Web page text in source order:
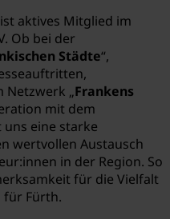
aktives Mitglied im
Ob bei der
Städte“,
Netzwerk „Frankens
mit dem
eine starke
wertvollen Austausch
in der Region. So
für die Vielfalt
für Fürth.